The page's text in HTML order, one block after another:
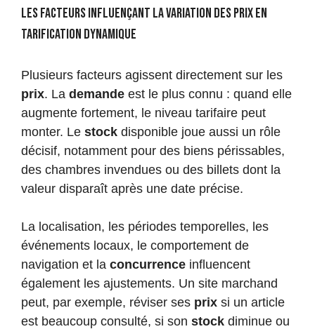
Les facteurs influençant la variation des prix en
tarification dynamique
Plusieurs facteurs agissent directement sur les
prix. La demande est le plus connu : quand elle
augmente fortement, le niveau tarifaire peut
monter. Le stock disponible joue aussi un rôle
décisif, notamment pour des biens périssables,
des chambres invendues ou des billets dont la
valeur disparaît après une date précise.
La localisation, les périodes temporelles, les
événements locaux, le comportement de
navigation et la concurrence influencent
également les ajustements. Un site marchand
peut, par exemple, réviser ses prix si un article
est beaucoup consulté, si son stock diminue ou